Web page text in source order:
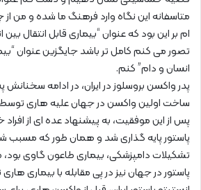
متاسفانه این نگاه وارد فرهنگ ما شده و
ام بر این بود که عنوان “بیماری قابل انتقال
تصور می کنم کامل تر باشد جایگزین عنوان
انسان و دام” کنم.
پدر واکسن بروسلوز در ایران، در ادامه
ساخت اولین واکسن در جهان علیه هاری توسط
پس از این موفقیت، به پیشنهاد عده ای از افراد
پاستور پایه گذاری شد و همان طور که مسبب
تشکیلات دامپزشکی، بیماری طاعون گاوی
پاستور در جهان نیز در پی مقابله با بیماری